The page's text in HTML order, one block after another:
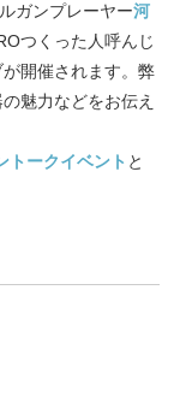
ガンプレーヤー河
つくった人呼んじ
開催されます。弊
魅力などをお伝え
トークイベント と